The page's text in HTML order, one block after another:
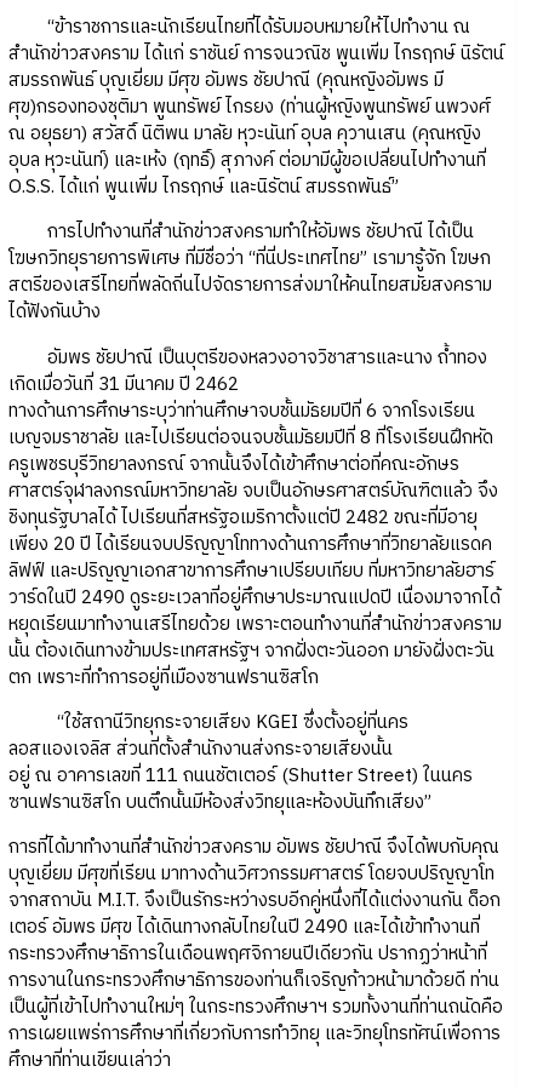
“ข้าราชการและนักเรียนไทยที่ได้รับมอบหมายให้ไปทำงาน ณ
สำนักข่าวสงคราม ได้แก่ ราชันย์ การจนวณิช พูนเพิ่ม ไกรฤกษ์ นิรัตน์
สมรรถพันธ์ บุญเยี่ยม มีศุข อัมพร ชัยปาณี (คุณหญิงอัมพร มี
ศุข)กรองทองชุติมา พูนทรัพย์ ไกรยง (ท่านผู้หญิงพูนทรัพย์ นพวงศ์
ณ อยุธยา) สวัสดิ์ นิติพน มาลัย หุวะนันท์ อุบล คุวานเสน (คุณหญิง
อุบล หุวะนันท์) และเห้ง (ฤทธิ์) สุภางค์ ต่อมามีผู้ขอเปลี่ยนไปทำงานที่
O.S.S. ได้แก่ พูนเพิ่ม ไกรฤกษ์ และนิรัตน์ สมรรถพันธ์”
การไปทำงานที่สำนักข่าวสงครามทำให้อัมพร ชัยปาณี ได้เป็น
โฆษกวิทยุรายการพิเศษ ที่มีชื่อว่า “ที่นี่ประเทศไทย” เรามารู้จัก โฆษก
สตรีของเสรีไทยที่พลัดถิ่นไปจัดรายการส่งมาให้คนไทยสมัยสงคราม
ได้ฟังกันบ้าง
อัมพร ชัยปาณี เป็นบุตรีของหลวงอาจวิชาสารและนาง ถ้ำทอง
เกิดเมื่อวันที่ 31 มีนาคม ปี 2462
ทางด้านการศึกษาระบุว่าท่านศึกษาจบชั้นมัธยมปีที่ 6 จากโรงเรียน
เบญจมราชาลัย และไปเรียนต่อจนจบชั้นมัธยมปีที่ 8 ที่โรงเรียนฝึกหัด
ครูเพชรบุรีวิทยาลงกรณ์ จากนั้นจึงได้เข้าศึกษาต่อที่คณะอักษร
ศาสตร์จุฬาลงกรณ์มหาวิทยาลัย จบเป็นอักษรศาสตร์บัณฑิตแล้ว จึง
ชิงทุนรัฐบาลได้ ไปเรียนที่สหรัฐอเมริกาตั้งแต่ปี 2482 ขณะที่มีอายุ
เพียง 20 ปี ได้เรียนจบปริญญาโททางด้านการศึกษาที่วิทยาลัยแรดค
ลิฟฟ์ และปริญญาเอกสาขาการศึกษาเปรียบเทียบ ที่มหาวิทยาลัยฮาร์
วาร์ดในปี 2490 ดูระยะเวลาที่อยู่ศึกษาประมาณแปดปี เนื่องมาจากได้
หยุดเรียนมาทำงานเสรีไทยด้วย เพราะตอนทำงานที่สำนักข่าวสงคราม
นั้น ต้องเดินทางข้ามประเทศสหรัฐฯ จากฝั่งตะวันออก มายังฝั่งตะวัน
ตก เพราะที่ทำการอยู่ที่เมืองซานฟรานซิสโก
“ใช้สถานีวิทยุกระจายเสียง KGEI ซึ่งตั้งอยู่ที่นคร
ลอสแองเจลิส ส่วนที่ตั้งสำนักงานส่งกระจายเสียงนั้น
อยู่ ณ อาคารเลขที่ 111 ถนนชัตเตอร์ (Shutter Street) ในนคร
ซานฟรานซิสโก บนตึกนั้นมีห้องส่งวิทยุและห้องบันทึกเสียง”
การที่ได้มาทำงานที่สำนักข่าวสงคราม อัมพร ชัยปาณี จึงได้พบกับคุณ
บุญเยี่ยม มีศุขที่เรียน มาทางด้านวิศวกรรมศาสตร์ โดยจบปริญญาโท
จากสถาบัน M.I.T. จึงเป็นรักระหว่างรบอีกคู่หนึ่งที่ได้แต่งงานกัน ด็อก
เตอร์ อัมพร มีศุข ได้เดินทางกลับไทยในปี 2490 และได้เข้าทำงานที่
กระทรวงศึกษาธิการในเดือนพฤศจิกายนปีเดียวกัน ปรากฏว่าหน้าที่
การงานในกระทรวงศึกษาธิการของท่านก็เจริญก้าวหน้ามาด้วยดี ท่าน
เป็นผู้ที่เข้าไปทำงานใหม่ๆ ในกระทรวงศึกษาฯ รวมทั้งงานที่ท่านถนัดคือ
การเผยแพร่การศึกษาที่เกี่ยวกับการทำวิทยุ และวิทยุโทรทัศน์เพื่อการ
ศึกษาที่ท่านเขียนเล่าว่า